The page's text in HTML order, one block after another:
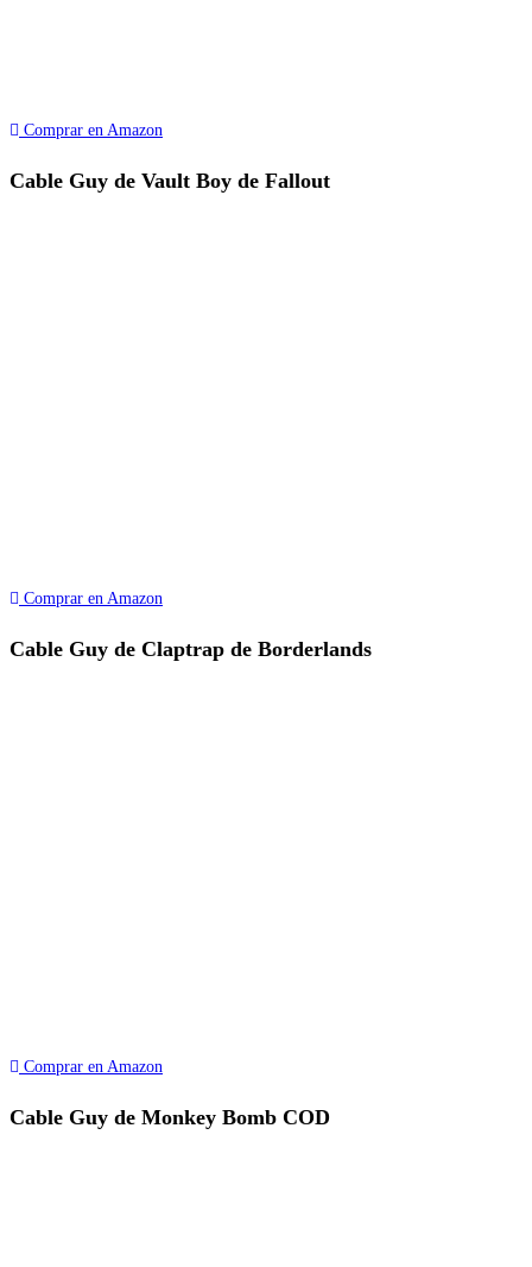
Comprar en Amazon
Cable Guy de Vault Boy de Fallout
Comprar en Amazon
Cable Guy de Claptrap de Borderlands
Comprar en Amazon
Cable Guy de Monkey Bomb COD